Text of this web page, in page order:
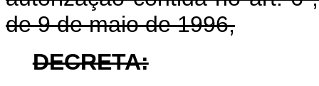
de 9 de maio de 1996,
DECRETA: